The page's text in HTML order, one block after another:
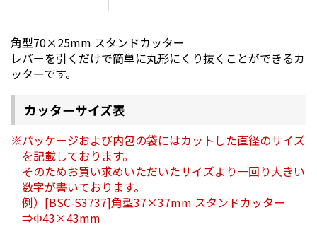
角型70×25mm スタンドカッター
レバーを引くだけで簡単に丸形にくり抜くことができるカ
ッターです。
カッターサイズ表
パッケージおよび内包の袋にはカットした直径のサイズ
を記載しております。
そのためお買い求めいただいたサイズより一回り大きい
数字が書いております。
例）[BSC-S3737]角型37×37mm スタンドカッター
⇒Φ43×43mm